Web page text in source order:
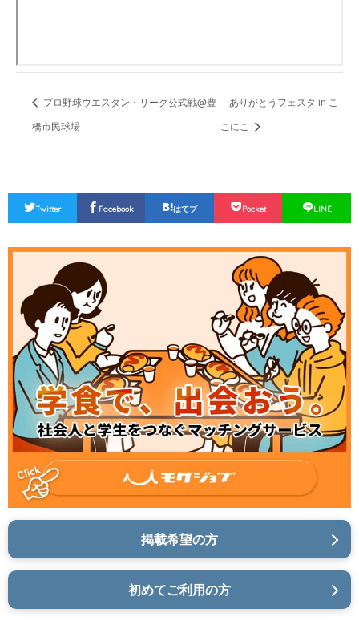
プロ野球ウエスタン・リーグ公式戦@豊
橋市民球場
ありがとうフェスタ in こ
こにこ
Twitter Facebook はてブ Pocket LINE
掲載希望の方
初めてご利用の方